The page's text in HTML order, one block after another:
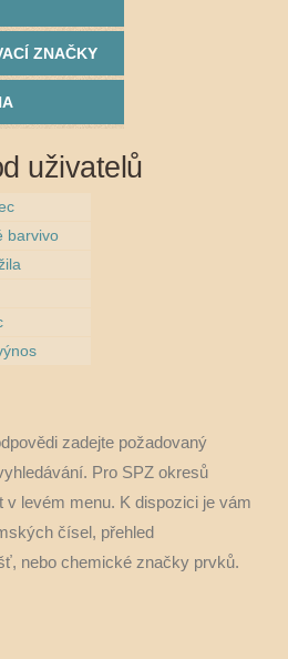
ZNAČKY
uživatelů
barvivo
zadejte požadovaný
Pro SPZ okresů
v levém menu. K dispozici je vám
čísel, přehled
nebo chemické značky prvků.